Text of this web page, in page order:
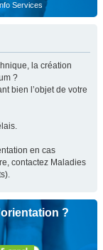
Services
la création
?
bien l’objet de votre
en cas
contactez Maladies
?